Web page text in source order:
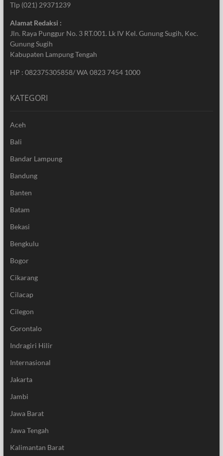
Tlp (021) 29371239
Alamat Redaksi :
Jln. Raya Punggur No. 3 RT.001. Lk IV Kel. Gunung Sugih, Kec.
Gunung Sugih
Kabupaten Lampung Tengah
HP : 082375305858/ WA 0823 7454 1000
KATEGORI
Aceh
Bali
Bandar Lampung
Bandung
Banten
Batam
Bekasi
Bengkulu
Bogor
Cikarang
Cilacap
Cilegon
Gorontalo
Indragiri Hilir
Internasional
Jakarta
Jambi
Jawa Barat
Jawa Tengah
Kalimantan Barat